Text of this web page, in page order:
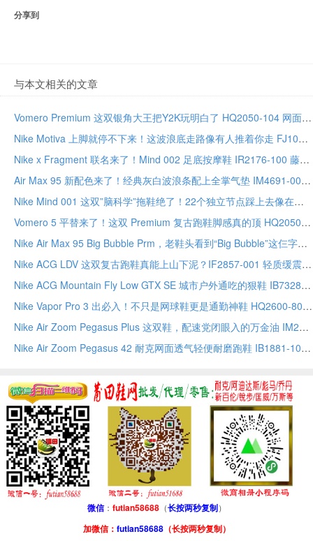
分享到
与本文相关的文章
Vomero Premium 这双银角大王把Y2K玩明白了 HQ2050-104 网面厚底双Zoom气垫尺码全
Nike Motiva 上脚就停不下来！这波浪底走路像有人推着你走 FJ1058-100 透气缓震
Nike x Fragment 联名来了！Mind 002 足底按摩鞋 IR2176-100 藤原浩盖章的恢复神器
Air Max 95 新配色来了！经典灰白波浪条配上全掌气垫 IM4691-001 版型正尺码全
Nike Mind 001 这双”脑科学”拖鞋绝了！22个独立节点踩上去像在做足底SPA HQ4307-101
Vomero 5 平替来了！这双 Premium 复古跑鞋脚感真的顶 HQ2050-600 网面透气尺码全
Nike Air Max 95 Big Bubble Prm，老鞋头看到“Big Bubble”这仨字就该懂了 IU2636-300
Nike ACG LDV 这双复古跑鞋真能上山下泥？IF2857-001 轻质缓震通勤户外都接得住
Nike ACG Mountain Fly Low GTX SE 城市户外通吃的狠鞋 IB7328-003 防水又软弹尺码全
Nike Vapor Pro 3 出必入！不只是网球鞋更是通勤神鞋 HQ2600-801 缓震耐磨尺码全
Nike Air Zoom Pegasus Plus 这双鞋，配速党闭眼入的万金油 IM2541-001 透气缓震尺码全
Nike Air Zoom Pegasus 42 耐克网面透气轻便耐磨跑鞋 IB1881-106 分离式气垫灵敏回弹华夫格
微信： futian58688（长按两秒复制）
加微信： futian58688（长按两秒复制）